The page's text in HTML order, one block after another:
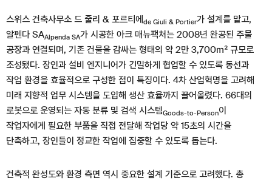
스위스 건축사무소 드 줄리 & 포르티에de Giuli & Portier가 설계를 맡고,
알펜다 SAAlpenda SA가 시공한 아크 매뉴팩처는 2008년 완공된 주물
공장과 연결되며, 기존 건물을 감싸는 형태의 약 2만 3,700㎡ 규모로
조성됐다. 장인과 설비 엔지니어가 긴밀하게 협업할 수 있도록 동선과
작업 환경을 효율적으로 구성한 점이 특징이다. 4차 산업혁명을 고려해
미래 지향적 업무 시스템을 도입해 생산 효율까지 끌어올렸다. 66대의
로봇으로 운영되는 자동 분류 및 검색 시스템Goods-to-Person이
작업자에게 필요한 부품을 직접 전달해 작업당 약 15초의 시간을
단축하고, 장인들이 정교한 작업에 집중할 수 있도록 돕는다.
건축적 완성도와 환경 측면 역시 중요한 설계 기준으로 고려했다. 총